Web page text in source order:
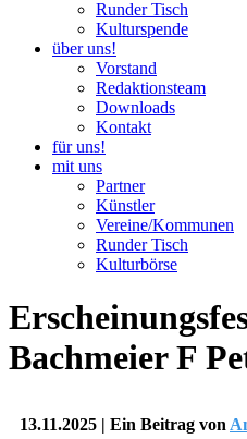
Runder Tisch
Kulturspende
über uns!
Vorstand
Redaktionsteam
Downloads
Kontakt
für uns!
mit uns
Partner
Künstler
Vereine/Kommunen
Runder Tisch
Kulturbörse
Bachmeier F
13.11.2025 | Ein Beitrag von